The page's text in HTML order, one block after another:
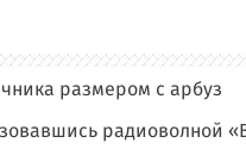
размером с арбуз
радиоволной